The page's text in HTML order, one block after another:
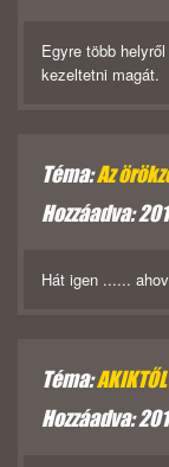
Egyre több
kezeltetni magát.
Téma:Az
Hozzáadva:
Hát igen ......
Téma:
Hozzáadva: